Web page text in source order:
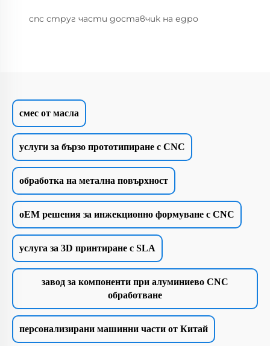
cnc струг части доставчик на едро
смес от масла
услуги за бързо прототипиране с CNC
обработка на метална повърхност
oEM решения за инжекционно формуване с CNC
услуга за 3D принтиране с SLA
завод за компоненти при алуминиево CNC
обработване
персонализирани машинни части от Китай